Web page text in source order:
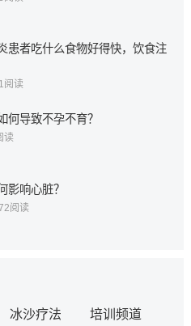
患者吃什么食物好得快，饮食注
阅读
何导致不孕不育？
读
影响心脏？
阅读
冰沙疗法 培训频道